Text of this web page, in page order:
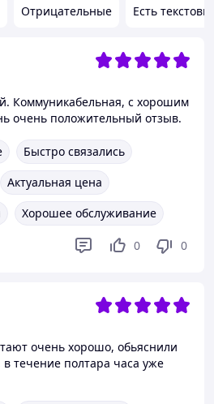
Отрицательные Есть
Коммуникабельная, с хорошим
очень положительный отзыв.
Быстро связались
Актуальная цена
Хорошее обслуживание
0 0
очень хорошо, обьяснили
течение полтара часа уже